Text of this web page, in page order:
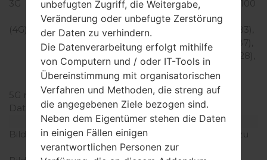
3G
HSDPA 850/900/1900/2100
MHz
(4G) LTE
LTE2100 (B1), LTE1800 (B3),
LTE850 (B5), LTE2600 (B7),
LTE900 (B8), LTE700 (B28),
TD-LTE2600 (B38), TD-
LTE2300 (B40)
5G network
-
Daten
GPRS/EDGE
Anzeige
Bildschirmgröße
5.7 in (~72% Bildschirm zu
Körper Verhältnis)
unbefugten Zugriff, die Weitergabe,
Veränderung oder unbefugte Zerstörung
der Daten zu verhindern.
Die Datenverarbeitung erfolgt mithilfe
von Computern und / oder IT-Tools in
Übereinstimmung mit organisatorischen
Verfahren und Methoden, die streng auf
die angegebenen Ziele bezogen sind.
Neben dem Eigentümer stehen die Daten
in einigen Fällen einigen
verantwortlichen Personen zur